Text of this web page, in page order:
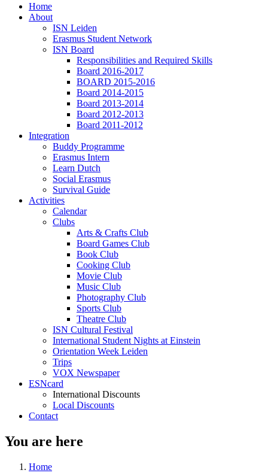
Home
About
ISN Leiden
Erasmus Student Network
ISN Board
Responsibilities and Required Skills
Board 2016-2017
BOARD 2015-2016
Board 2014-2015
Board 2013-2014
Board 2012-2013
Board 2011-2012
Integration
Buddy Programme
Erasmus Intern
Learn Dutch
Social Erasmus
Survival Guide
Activities
Calendar
Clubs
Arts & Crafts Club
Board Games Club
Book Club
Cooking Club
Movie Club
Music Club
Photography Club
Sports Club
Theatre Club
ISN Cultural Festival
International Student Nights at Einstein
Orientation Week Leiden
Trips
VOX Newspaper
ESNcard
International Discounts
Local Discounts
Contact
You are here
Home